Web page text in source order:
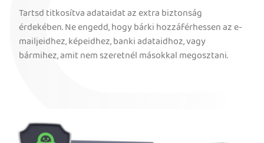
Tartsd titkosítva adataidat az extra biztonság
érdekében. Ne engedd, hogy bárki hozzáférhessen az e-
mailjeidhez, képeidhez, banki adataidhoz, vagy
bármihez, amit nem szeretnél másokkal megosztani.